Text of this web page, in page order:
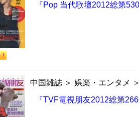
『Pop 当代歌壇2012総第530
中国雑誌 ＞ 娯楽・エンタメ ＞
『TVF電視朋友2012総第266